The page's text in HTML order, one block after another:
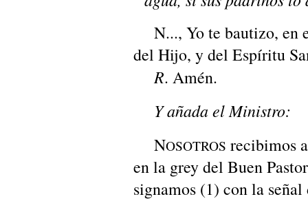
N..., Yo te bautizo, en
del Hijo, y del Espíritu
R. Amén.
Y añada el Ministro:
NOSOTROS recibimos
en la grey del Buen
signamos (1) con la señal